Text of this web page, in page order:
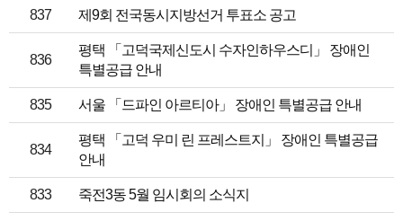
837 제9회 전국동시지방선거 투표소 공고
836
평택 「고덕국제신도시 수자인하우스디」 장애인
특별공급 안내
835 서울 「드파인 아르티아」 장애인 특별공급 안내
834
평택 「고덕 우미 린 프레스트지」 장애인 특별공급
안내
833 죽전3동 5월 임시회의 소식지